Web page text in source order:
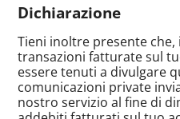
Dichiarazione
Tieni inoltre presente che,
transazioni fatturate sul
essere tenuti a divulgare
comunicazioni private
nostro servizio al fine di